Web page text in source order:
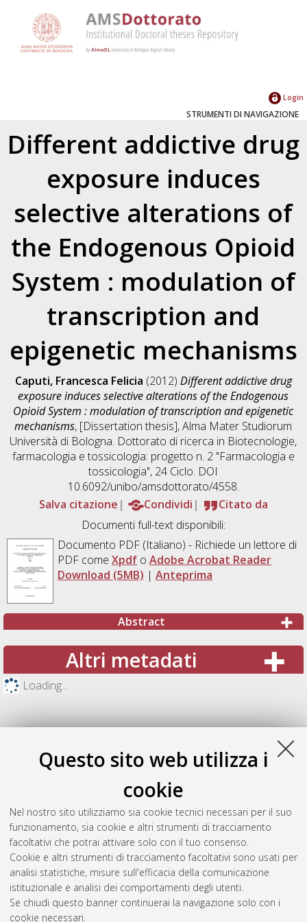
Questo sito web utilizza i
cookie
Nel nostro sito utilizziamo sia cookie tecnici necessari per il suo
funzionamento, sia cookie e altri strumenti di tracciamento
facoltativi che potrai attivare solo con il tuo consenso.
Cookie e altri strumenti di tracciamento facoltativi sono usati per
analisi statistiche, misure sull'efficacia della comunicazione
istituzionale e analisi dei comportamenti degli utenti.
Se chiudi questo banner continuerai la navigazione solo con i
cookie necessari.
Login
STRUMENTI DI NAVIGAZIONE
Different addictive drug
exposure induces
selective alterations of
the Endogenous Opioid
System : modulation of
transcription and
epigenetic mechanisms
Caputi, Francesca Felicia (2012) Different addictive drug
exposure induces selective alterations of the Endogenous
Opioid System : modulation of transcription and epigenetic
mechanisms, [Dissertation thesis], Alma Mater Studiorum
Università di Bologna. Dottorato di ricerca in Biotecnologie,
farmacologia e tossicologia: progetto n. 2 "Farmacologia e
tossicologia", 24 Ciclo. DOI
10.6092/unibo/amsdottorato/4558.
Salva citazione
Condividi
Citato da
Documenti full-text disponibili:
Documento PDF(Italiano) - Richiede un lettore di
PDF come Xpdfo Adobe Acrobat Reader
Download (5MB) | Anteprima
Abstract
Altri metadati
Loading...
Gestione del documento: